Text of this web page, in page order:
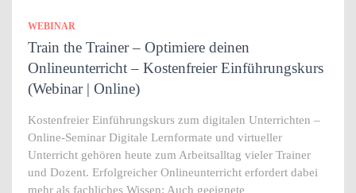
WEBINAR
Train the Trainer – Optimiere deinen
Onlineunterricht – Kostenfreier Einführungskurs
(Webinar | Online)
Kostenfreier Einführungskurs zum digitalen Unterrichten –
Online-Seminar Digitale Lernformate und virtueller
Unterricht gehören heute zum Arbeitsalltag vieler Trainer
und Dozent. Erfolgreicher Onlineunterricht erfordert dabei
mehr als fachliches Wissen: Auch geeignete